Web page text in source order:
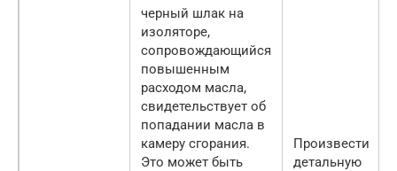
черный шлак на
изоляторе,
сопровождающийся
повышенным
расходом масла,
свидетельствует об
попадании масла в
камеру сгорания.
Это может быть
Произвести
детальную